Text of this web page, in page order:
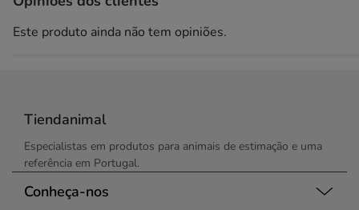
Este produto ainda não tem opiniões.
Tiendanimal
Especialistas em produtos para animais de estimação e uma
referência em Portugal.
Conheça-nos